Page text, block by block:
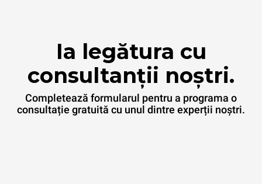
Ia legătura cu
consultanții noștri.
Completează formularul pentru a programa o
consultație gratuită cu unul dintre experții noștri.